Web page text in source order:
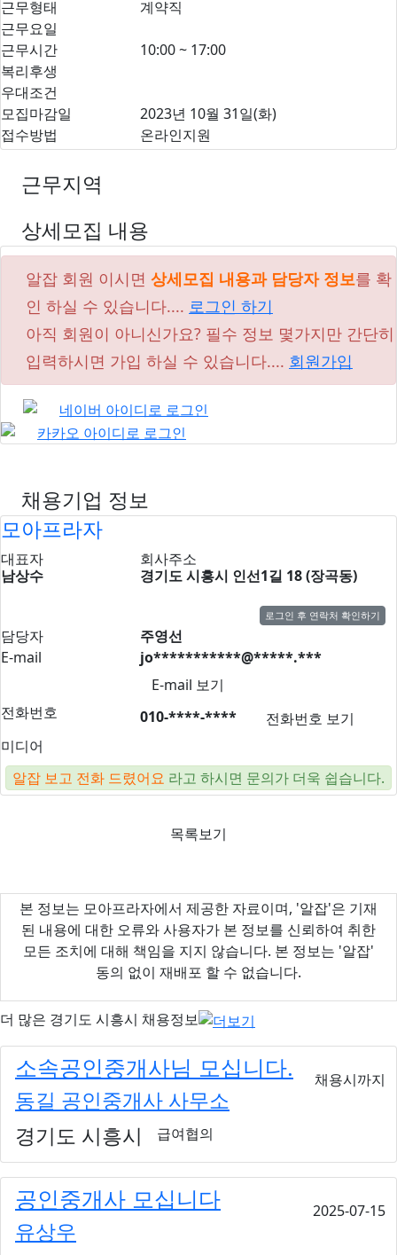
근무형태
계약직
근무요일
근무시간
10:00 ~ 17:00
복리후생
우대조건
모집마감일
2023년 10월 31일(화)
접수방법
온라인지원
근무지역
상세모집 내용
알잡 회원 이시면 상세모집 내용과 담당자 정보를 확
인 하실 수 있습니다.... 로그인 하기
아직 회원이 아니신가요? 필수 정보 몇가지만 간단히
입력하시면 가입 하실 수 있습니다.... 회원가입
채용기업 정보
모아프라자
대표자
남상수
회사주소
경기도 시흥시 인선1길 18 (장곡동)
로그인 후 연락처 확인하기
담당자
주영선
E-mail
jo***********@*****.***
E-mail 보기
전화번호
010-****-****
전화번호 보기
미디어
알잡 보고 전화 드렸어요 라고 하시면 문의가 더욱 쉽습니다.
목록보기
본 정보는 모아프라자에서 제공한 자료이며, '알잡'은 기재
된 내용에 대한 오류와 사용자가 본 정보를 신뢰하여 취한
모든 조치에 대해 책임을 지지 않습니다. 본 정보는 '알잡'
동의 없이 재배포 할 수 없습니다.
더 많은 경기도 시흥시 채용정보
소속공인중개사님 모십니다.
동길 공인중개사 사무소
채용시까지
경기도 시흥시 급여협의
공인중개사 모십니다
유상우
2025-07-15